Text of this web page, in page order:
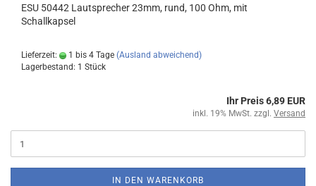
ESU 50442 Lautsprecher 23mm, rund, 100 Ohm, mit
Schallkapsel
Lieferzeit: 1 bis 4 Tage (Ausland abweichend)
Lagerbestand: 1 Stück
Ihr Preis 6,89 EUR
inkl. 19% MwSt. zzgl. Versand
IN DEN WARENKORB